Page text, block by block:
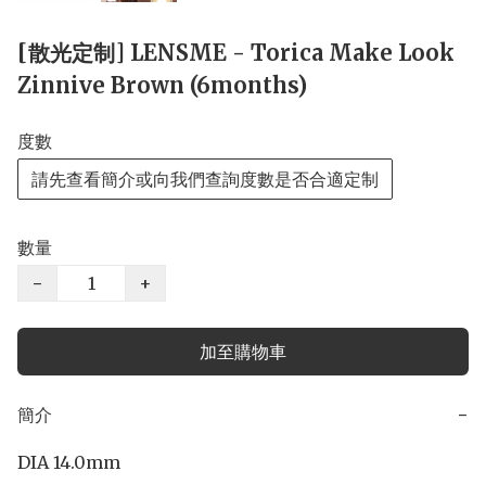
[散光定制] LENSME - Torica Make Look
Zinnive Brown (6months)
度數
請先查看簡介或向我們查詢度數是否合適定制
數量
−
+
加至購物車
簡介 −
DIA 14.0mm